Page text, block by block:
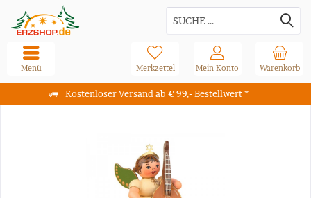
Kostenloser Versand ab € 99,- Bestellwert *
Warenkorb
Merkzettel Mein Konto
Menü